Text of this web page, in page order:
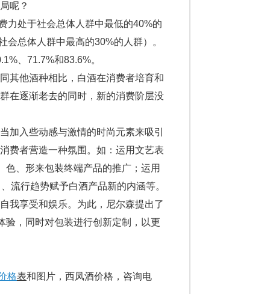
呢？
处于社会总体人群中最低的40%的
总体人群中最高的30%的人群）。
、71.7%和83.6%。
他酒种相比，白酒在消费者培育和
在逐渐老去的同时，新的消费阶层没
入些动感与激情的时尚元素来吸引
费者营造一种氛围。如：运用文艺表
色、形来包装终端产品的推广；运用
流行趋势赋予白酒产品新的内涵等。
享受和娱乐。为此，尼尔森提出了
验，同时对包装进行创新定制，以更
格表和图片，西凤酒价格，咨询电